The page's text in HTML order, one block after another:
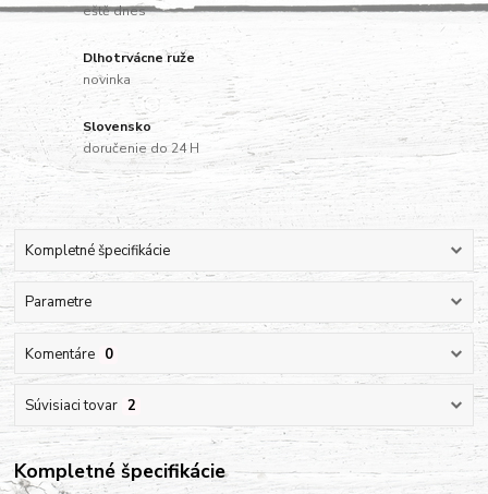
eště dnes
Dlhotrvácne ruže
novinka
Slovensko
doručenie do 24 H
Kompletné špecifikácie
Parametre
Komentáre 0
Súvisiaci tovar 2
Kompletné špecifikácie